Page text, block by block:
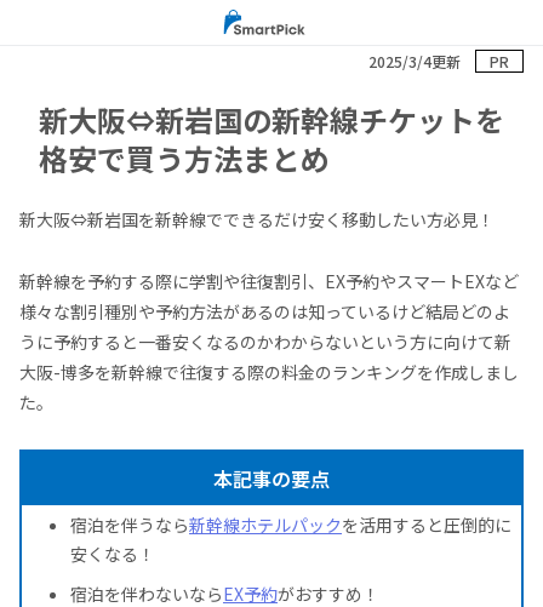
2025/3/4更新 PR
新大阪⇔新岩国の新幹線チケットを
格安で買う方法まとめ
新大阪⇔新岩国を新幹線でできるだけ安く移動したい方必見！
新幹線を予約する際に学割や往復割引、EX予約やスマートEXなど
様々な割引種別や予約方法があるのは知っているけど結局どのよ
うに予約すると一番安くなるのかわからないという方に向けて新
大阪-博多を新幹線で往復する際の料金のランキングを作成しまし
た。
本記事の要点
宿泊を伴うなら新幹線ホテルパックを活用すると圧倒的に
安くなる！
宿泊を伴わないならEX予約がおすすめ！